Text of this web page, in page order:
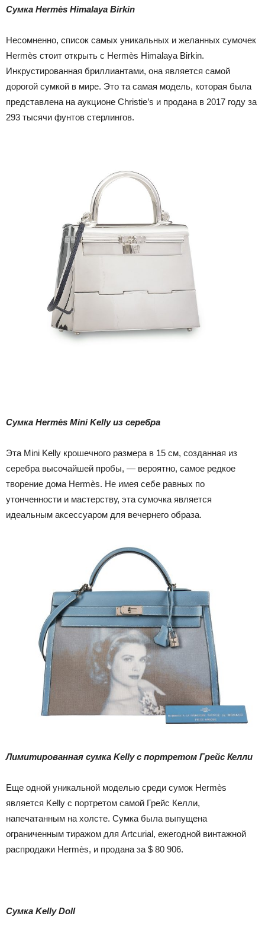
Сумка Hermès Himalaya Birkin
Несомненно, список самых уникальных и желанных сумочек
Hermès стоит открыть с Hermès Himalaya Birkin.
Инкрустированная бриллиантами, она является самой
дорогой сумкой в мире. Это та самая модель, которая была
представлена на аукционе Christie’s и продана в 2017 году за
293 тысячи фунтов стерлингов.
Сумка Hermès Mini Kelly из серебра
Эта Mini Kelly крошечного размера в 15 см, созданная из
серебра высочайшей пробы, — вероятно, самое редкое
творение дома Hermès. Не имея себе равных по
утонченности и мастерству, эта сумочка является
идеальным аксессуаром для вечернего образа.
Лимитированная сумка Kelly с портретом Грейс Келли
Еще одной уникальной моделью среди сумок Hermès
является Kelly с портретом самой Грейс Келли,
напечатанным на холсте. Сумка была выпущена
ограниченным тиражом для Artcurial, ежегодной винтажной
распродажи Hermès, и продана за $ 80 906.
Сумка Kelly Doll